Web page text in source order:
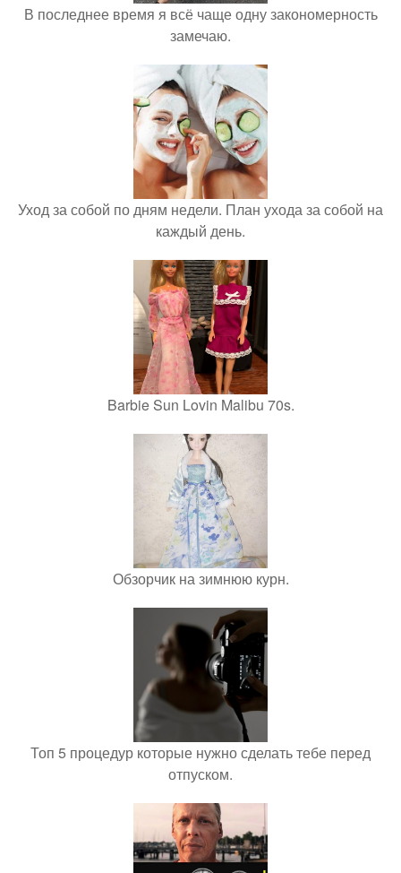
В последнее время я всё чаще одну закономерность
замечаю.
Уход за собой по дням недели. План ухода за собой на
каждый день.
Barbie Sun Lovin Malibu 70s.
Обзорчик на зимнюю курн.
Топ 5 процедур которые нужно сделать тебе перед
отпуском.